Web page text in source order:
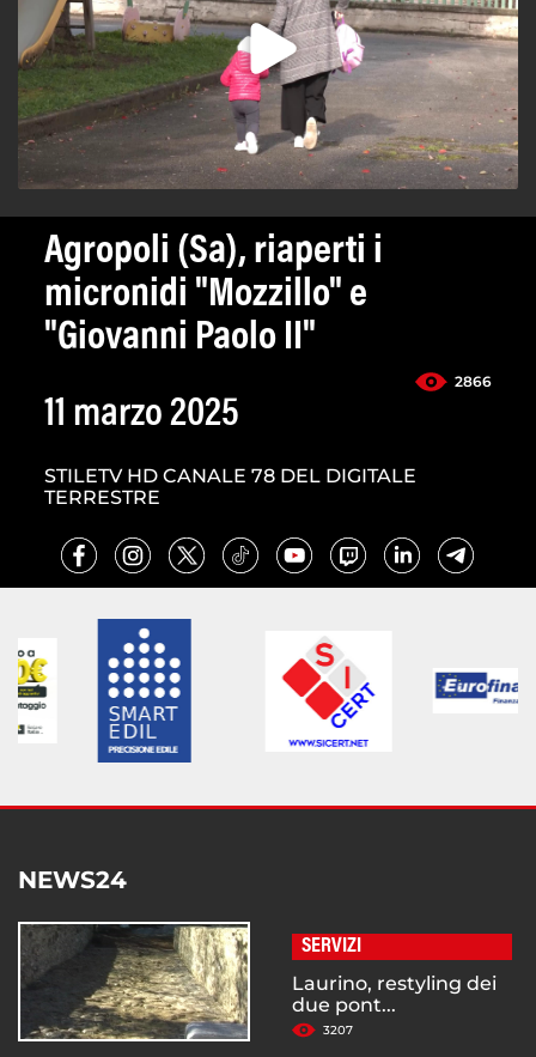
Agropoli (Sa), riaperti i
micronidi "Mozzillo" e
"Giovanni Paolo II"
2866
11 marzo 2025
STILETV HD CANALE 78 DEL DIGITALE
TERRESTRE
NEWS24
SERVIZI
Laurino, restyling dei
due pont...
3207